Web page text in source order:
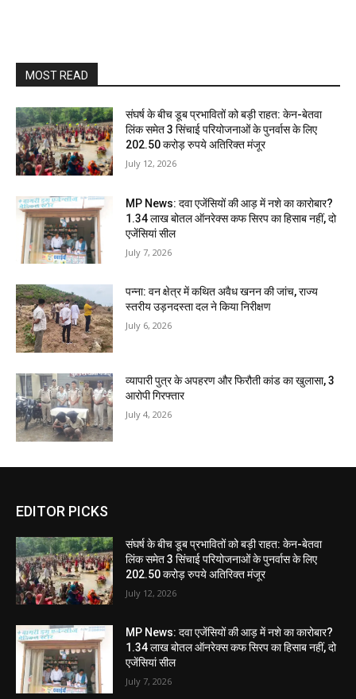
MOST READ
संघर्ष के बीच डूब प्रभावितों को बड़ी राहत: केन-बेतवा
लिंक समेत 3 सिंचाई परियोजनाओं के पुनर्वास के लिए
202.50 करोड़ रुपये अतिरिक्त मंजूर
July 12, 2026
MP News: दवा एजेंसियों की आड़ में नशे का कारोबार?
1.34 लाख बोतल ऑनरेक्स कफ सिरप का हिसाब नहीं, दो
एजेंसियां सील
July 7, 2026
पन्ना: वन क्षेत्र में कथित अवैध खनन की जांच, राज्य
स्तरीय उड़नदस्ता दल ने किया निरीक्षण
July 6, 2026
व्यापारी पुत्र के अपहरण और फिरौती कांड का खुलासा, 3
आरोपी गिरफ्तार
July 4, 2026
EDITOR PICKS
संघर्ष के बीच डूब प्रभावितों को बड़ी राहत: केन-बेतवा
लिंक समेत 3 सिंचाई परियोजनाओं के पुनर्वास के लिए
202.50 करोड़ रुपये अतिरिक्त मंजूर
July 12, 2026
MP News: दवा एजेंसियों की आड़ में नशे का कारोबार?
1.34 लाख बोतल ऑनरेक्स कफ सिरप का हिसाब नहीं, दो
एजेंसियां सील
July 7, 2026